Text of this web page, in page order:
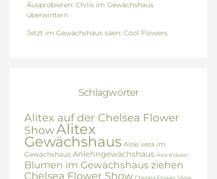
Ausprobieren: Chilis im Gewächshaus
überwintern
Jetzt im Gewächshaus säen: Cool Flowers
Schlagwörter
Alitex auf der Chelsea Flower
ShowAlitex
Gewächshaus Aloe vera im
Gewächshaus Anlehngewächshaus Asia-Kräuter
Blumen im Gewächshaus ziehen
Chelsea Flower Show